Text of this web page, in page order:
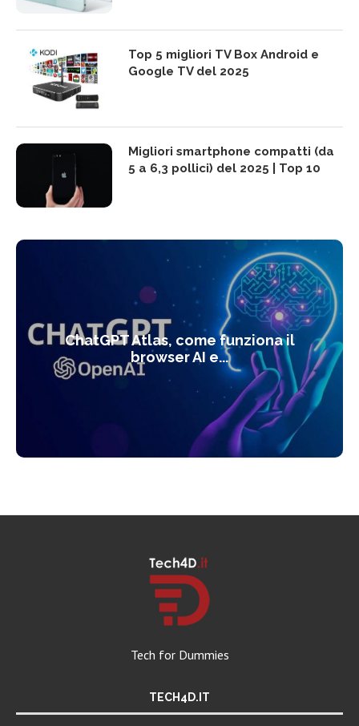
Top 5 migliori TV Box Android e
Google TV del 2025
Migliori smartphone compatti (da
5 a 6,3 pollici) del 2025 | Top 10
ChatGPT Atlas, come funziona il
browser AI e...
Tech for Dummies
TECH4D.IT